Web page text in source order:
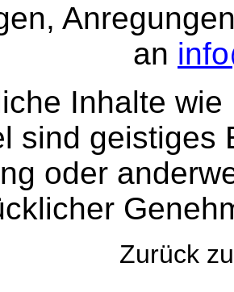
an
Inhalte
sind geistiges
oder
Zurück